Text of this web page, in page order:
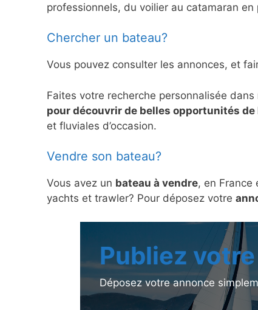
professionnels, du voilier au catamaran
Chercher un bateau?
Vous pouvez consulter les annonces, et
Faites votre recherche personnalisée
pour découvrir de belles opportunités de
et fluviales d’occasion.
Vendre son bateau?
Vous avez un bateau à vendre, en France
yachts et trawler? Pour déposez votre
Publiez
Déposez votre annonce